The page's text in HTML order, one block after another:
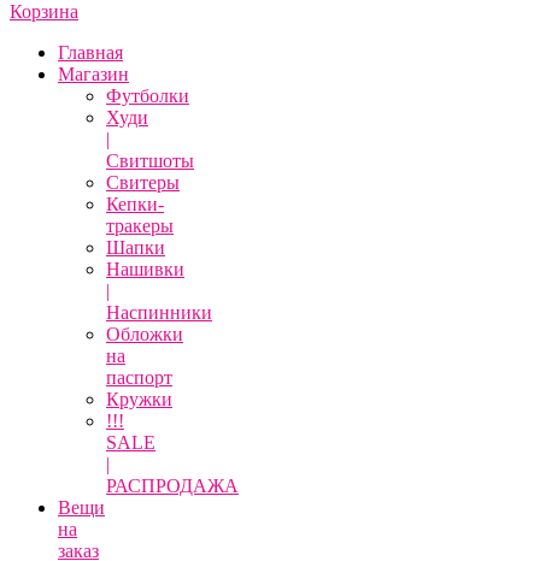
Корзина
Главная
Магазин
Футболки
Худи
|
Свитшоты
Свитеры
Кепки-
тракеры
Шапки
Нашивки
|
Наспинники
Обложки
на
паспорт
Кружки
!!!
SALE
|
РАСПРОДАЖА
Вещи
на
заказ